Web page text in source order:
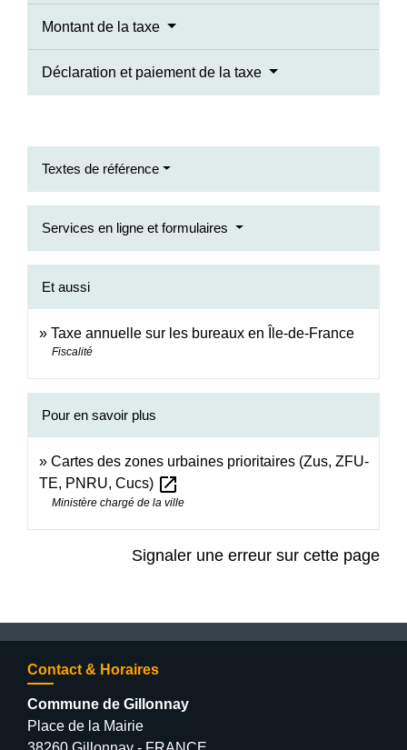
Montant de la taxe
Déclaration et paiement de la taxe
Textes de référence
Services en ligne et formulaires
Et aussi
Taxe annuelle sur les bureaux en Île-de-France
Fiscalité
Pour en savoir plus
Cartes des zones urbaines prioritaires (Zus, ZFU-
TE, PNRU, Cucs) open_in_new
Ministère chargé de la ville
Signaler une erreur sur cette page
Contact & Horaires
Commune de Gillonnay
Place de la Mairie